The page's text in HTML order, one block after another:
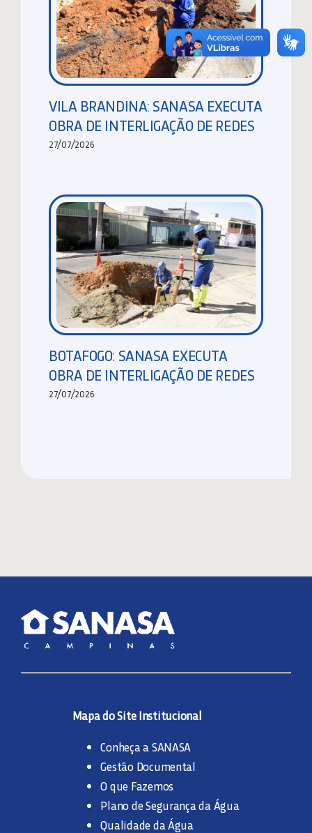
VILA BRANDINA: SANASA EXECUTA
OBRA DE INTERLIGAÇÃO DE REDES
27/07/2026
BOTAFOGO: SANASA EXECUTA
OBRA DE INTERLIGAÇÃO DE REDES
27/07/2026
Mapa do Site Institucional
Conheça a SANASA
Gestão Documental
O que Fazemos
Plano de Segurança da Água
Qualidade da Água